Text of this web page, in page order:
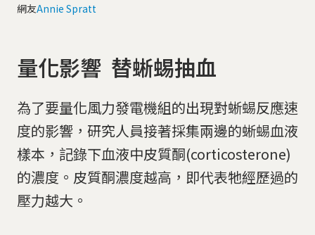
網友Annie Spratt
量化影響 替蜥蜴抽血
為了要量化風力發電機組的出現對蜥蜴反應速
度的影響，研究人員接著採集兩邊的蜥蜴血液
樣本，記錄下血液中皮質酮(corticosterone)
的濃度。皮質酮濃度越高，即代表牠經歷過的
壓力越大。